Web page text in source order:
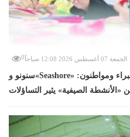
الجمعة 07 أغسطس 2026 12:08 صباحاً 0
سنونو و«Seashore» أمثلة إيجابية يجب أن يحتذى بها.. خبراء ومواطنون:
الصيفية» يثير التساؤلات